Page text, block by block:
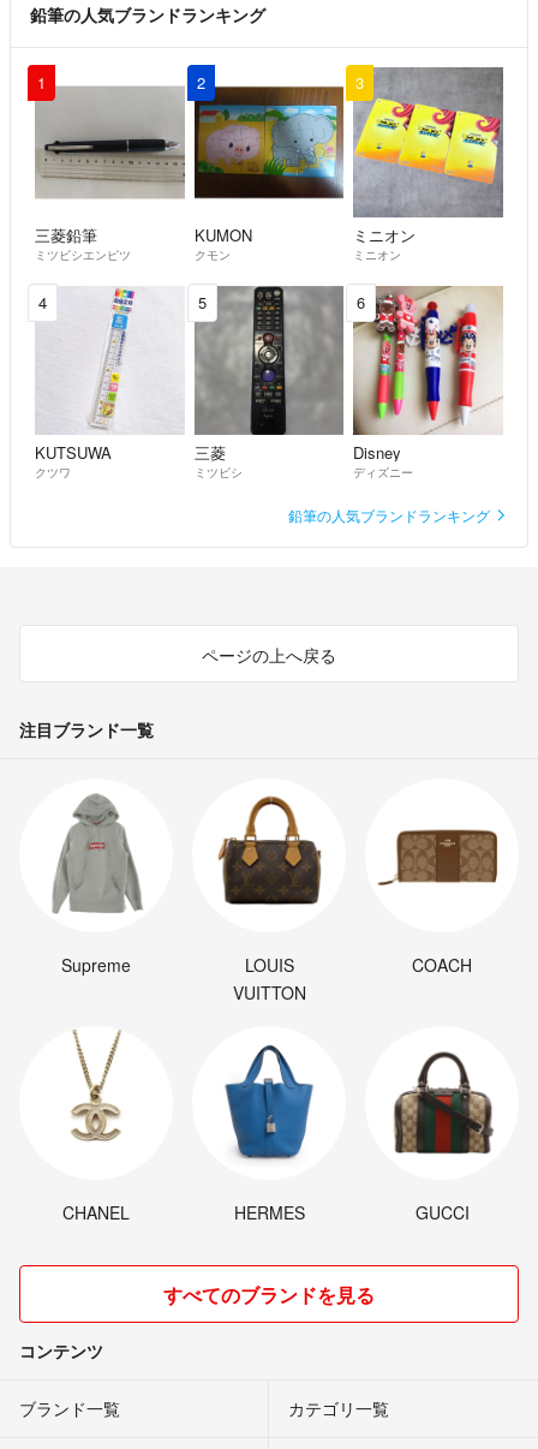
鉛筆の人気ブランドランキング
1
三菱鉛筆
ミツビシエンピツ
2
KUMON
クモン
3
ミニオン
ミニオン
4
KUTSUWA
クツワ
5
三菱
ミツビシ
6
Disney
ディズニー
鉛筆の人気ブランドランキング
ページの上へ戻る
注目ブランド一覧
Supreme
LOUIS
VUITTON
COACH
CHANEL HERMES GUCCI
すべてのブランドを見る
コンテンツ
ブランド一覧 カテゴリ一覧